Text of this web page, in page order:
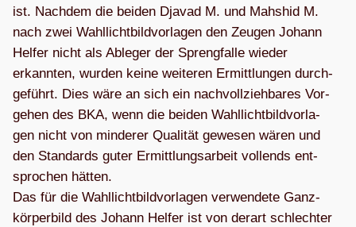
ist. Nach­dem die bei­den Dja­vad M. und Mahs­hid M.
nach zwei Wahl­licht­bild­vor­la­gen den Zeu­gen Johann
Hel­fer nicht als Able­ger der Spreng­falle wie­der
erkann­ten, wur­den keine wei­te­ren Ermitt­lun­gen durch­
ge­führt. Dies wäre an sich ein nach­voll­zieh­ba­res Vor­
ge­hen des BKA, wenn die bei­den Wahl­licht­bild­vor­la­
gen nicht von min­de­rer Qua­li­tät gewe­sen wären und
den Stan­dards guter Ermitt­lungs­ar­beit voll­ends ent­
spro­chen hät­ten.
Das für die Wahl­licht­bild­vor­la­gen ver­wen­dete Ganz­
kör­per­bild des Johann Hel­fer ist von der­art schlech­ter